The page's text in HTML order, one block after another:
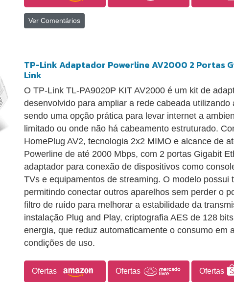
Ver Comentários
TP-Link Adaptador Powerline AV2000 2 Portas
Link
O TP-Link TL-PA9020P KIT AV2000 é um kit de
desenvolvido para ampliar a rede cabeada utilizando
sendo uma opção prática para levar internet a
limitado ou onde não há cabeamento estruturado.
HomePlug AV2, tecnologia 2x2 MIMO e alcance de
Powerline de até 2000 Mbps, com 2 portas Gigabit
adaptador para conexão de dispositivos como
TVs e equipamentos de streaming. O modelo possui
permitindo conectar outros aparelhos sem perder o
filtro de ruído para melhorar a estabilidade da
instalação Plug and Play, criptografia AES de 128
energia, que reduz automaticamente o consumo em
condições de uso.
Ofertas Ofertas Ofertas